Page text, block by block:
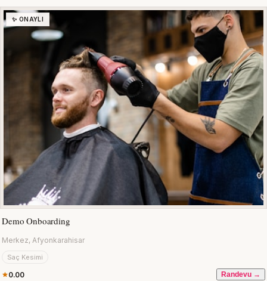
✨ ONAYLI
Demo Onboarding
Merkez, Afyonkarahisar
Saç Kesimi
0.00 Randevu →